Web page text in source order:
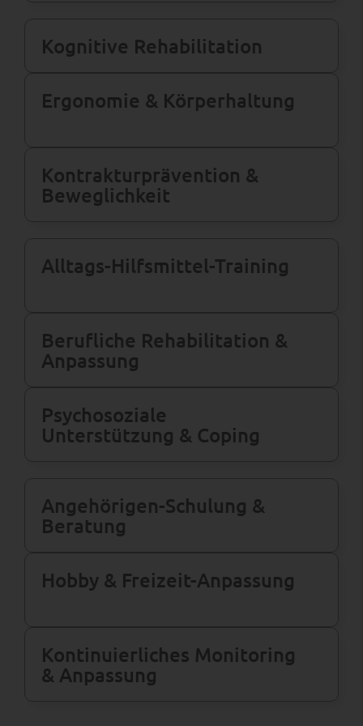
Kognitive Rehabilitation
Ergonomie & Körper­haltung
Kontraktur­prävention &
Beweglichkeit
Alltags-Hilfsmittel-Training
Berufliche Rehabilitation &
Anpassung
Psychosoziale
Unterstützung & Coping
Angehörigen-Schulung &
Beratung
Hobby & Freizeit-Anpassung
Kontinu­ierliches Monitoring
& Anpassung